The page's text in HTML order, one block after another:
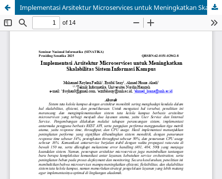
Implementasi Arsitektur Microservices untuk Meningkatkan Skalabilitas Sistem Informasi Kampus